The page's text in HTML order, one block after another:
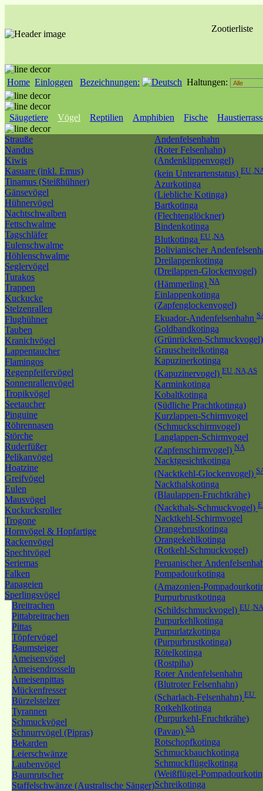
Zootierliste
Home Einloggen Bezeichnungen: Haltungen:
Säugetiere Vögel Reptilien Amphibien Fische
Strauße
Nandus
Kiwis
Kasuare (inkl. Emus)
Tinamus (Steißhühner)
Gänsevögel
Hühnervögel
Nachtschwalben
Fettschwalme
Tagschläfer
Eulenschwalme
Höhlenschwalme
Seglervögel
Turakos
Trappen
Kuckucke
Stelzenrallen
Flughühner
Tauben
Kranichvögel
Lappentaucher
Flamingos
Regenpfeifervögel
Sonnenrallenvögel
Tropikvögel
Seetaucher
Pinguine
Röhrennasen
Störche
Ruderfüßer
Pelikanvögel
Hoatzine
Greifvögel
Eulen
Mausvögel
Kuckucksroller
Trogone
Hornvögel & Hopfartige
Rackenvögel
Spechtvögel
Seriemas
Falken
Papageien
Sperlingsvögel
Breitrachen
Pittabreitrachen
Pittas
Töpfervögel
Baumsteiger
Ameisenvögel
Ameisendrosseln
Ameisenpittas
Mückenfresser
Bürzelstelzer
Tyrannen
Schmuckvögel
Schnurrvögel (Pipras)
Bekarden
Leierschwänze
Laubenvögel
Baumrutscher
Staffelschwänze (Australische Sänger)
Andenfelsenhahn
(Roter Felsenhahn)
(Andenklippenvogel)
(kein Unterartenstatus) EU
Azurkotinga
(Liebliche Kotinga)
Bartkotinga
(Flechtenglöckner)
Bindenkotinga
Blutkotinga EU ,NA
Bolivianischer
Dreilappenkotinga
(Dreilappen-Glockenvogel)
(Hämmerling) NA
Einlappenkotinga
(Zapfenglockenvogel)
Ekuador-Andenfelsenhahn
Goldbandkotinga
(Grünrücken-Schmuckvogel)
Grauscheitelkotinga
Kapuzinerkotinga
(Kapuzinervogel) EU ,NA,AS
Karminkotinga
Kobaltkotinga
(Südliche Prachtkotinga)
Kurzlappen-Schirmvogel
(Schmuckschirmvogel)
Langlappen-Schirmvogel
(Zapfenschirmvogel) NA
Nacktgesichtkotinga
(Nacktkehl-Glockenvogel)
Nackthalskotinga
(Blaulappen-Fruchtkrähe)
(Nackthals-Schmuckvogel)
Nacktkehl-Schirmvogel
Orangebrustkotinga
Orangekehlkotinga
(Rotkehl-Schmuckvogel)
Peruanischer
Pompadourkotinga
(Amazonien-
Purpurbrustkotinga
(Schildschmuckvogel) EU ,NA
Purpurkehlkotinga
Purpurlatzkotinga
(Purpurbrustkotinga)
Rötelkotinga
(Rostpiha)
Roter Andenfelsenhahn
(Blutroter Felsenhahn)
(Scharlach-Felsenhahn) EU
Rotkehlkotinga
(Purpurkehl-Fruchtkrähe)
(Pavao) SA
Rotschopfkotinga
Schmuckbauchkotinga
Schmuckflügelkotinga
(Weißflügel-
Schreikotinga